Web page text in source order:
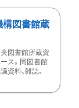
構図書館蔵
図書館所蔵資
ス。同図書館
資料、雑誌、